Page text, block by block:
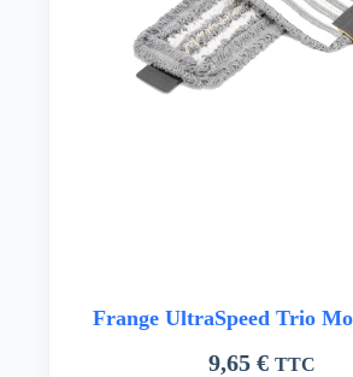
Frange UltraSpeed Trio
9,65 € TTC